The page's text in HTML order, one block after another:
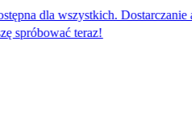
Dostarczanie agentowej
teraz!​​